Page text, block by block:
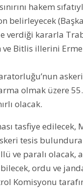
hakem
belirleyecek
verdiği kararla
Bitlis illerini
olmak üzere
olacak.
tasfiye edilecek,
tesis
ve paralı olacak,
ordu ve
Komisyonu